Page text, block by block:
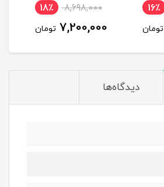
16٪
تومان
8,698,000 18٪
7,200,000 تومان
دیدگاه‌ها